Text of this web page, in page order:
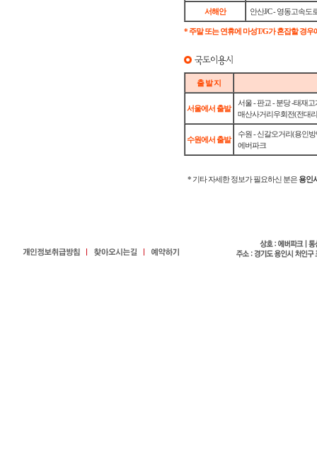
서해안 안산J/C - 영동고속도
* 주말 또는 연휴에 마성T/G가 혼잡할 경
출 발 지
서울에서 출발
서울 - 판교 - 분당 -태재
매산사거리우회전(전대
수원에서 출발
수원 - 신갈오거리(용인
에버파크
* 기타 자세한 정보가 필요하신 분은용인